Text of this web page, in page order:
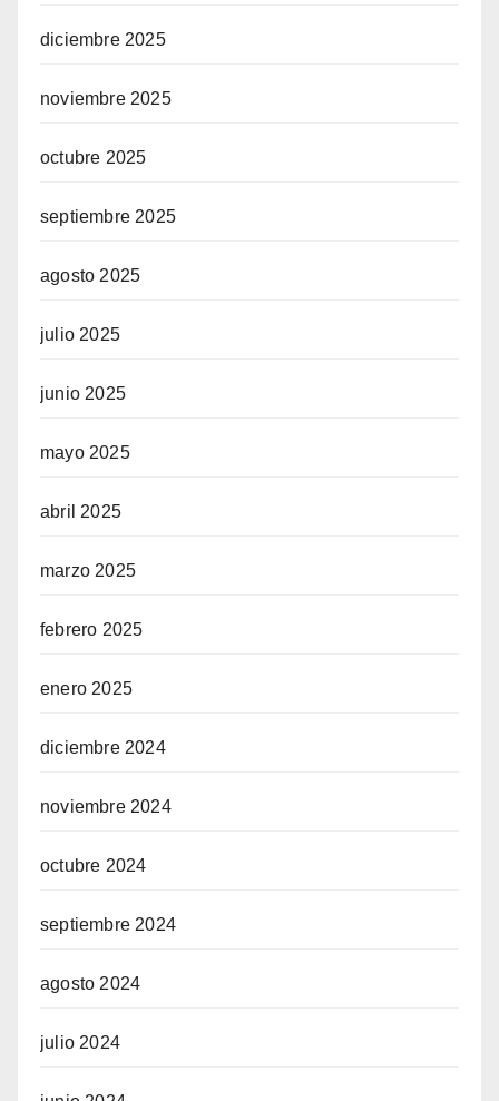
diciembre 2025
noviembre 2025
octubre 2025
septiembre 2025
agosto 2025
julio 2025
junio 2025
mayo 2025
abril 2025
marzo 2025
febrero 2025
enero 2025
diciembre 2024
noviembre 2024
octubre 2024
septiembre 2024
agosto 2024
julio 2024